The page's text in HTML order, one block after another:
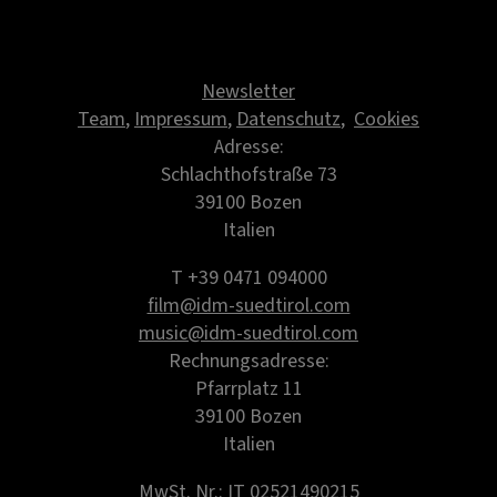
Newsletter
Team,Impressum,Datenschutz, Cookies
Adresse:
Schlachthofstraße 73
39100 Bozen
Italien
T +39 0471 094000
film@idm-suedtirol.com
music@idm-suedtirol.com
Rechnungsadresse:
Pfarrplatz 11
39100 Bozen
Italien